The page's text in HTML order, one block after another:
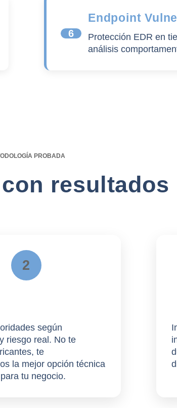
6
Endpoint
Protección EDR en
análisis
PROBADA
resultados
2
según
riesgo real. No te
te
la mejor opción técnica
tu negocio.